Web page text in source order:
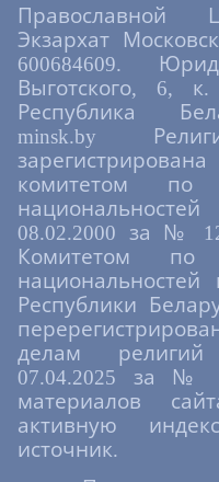
Православной
Экзархат
600684609.
Выготского, 6,
Республика
minsk.by
комитетом
08.02.2000 за №
Комитетом
Республики
делам
07.04.2025 за №
материалов
активную
источник.